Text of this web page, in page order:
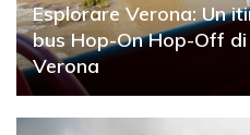
Esplorare Verona: Un
bus Hop-On Hop-Off
Verona